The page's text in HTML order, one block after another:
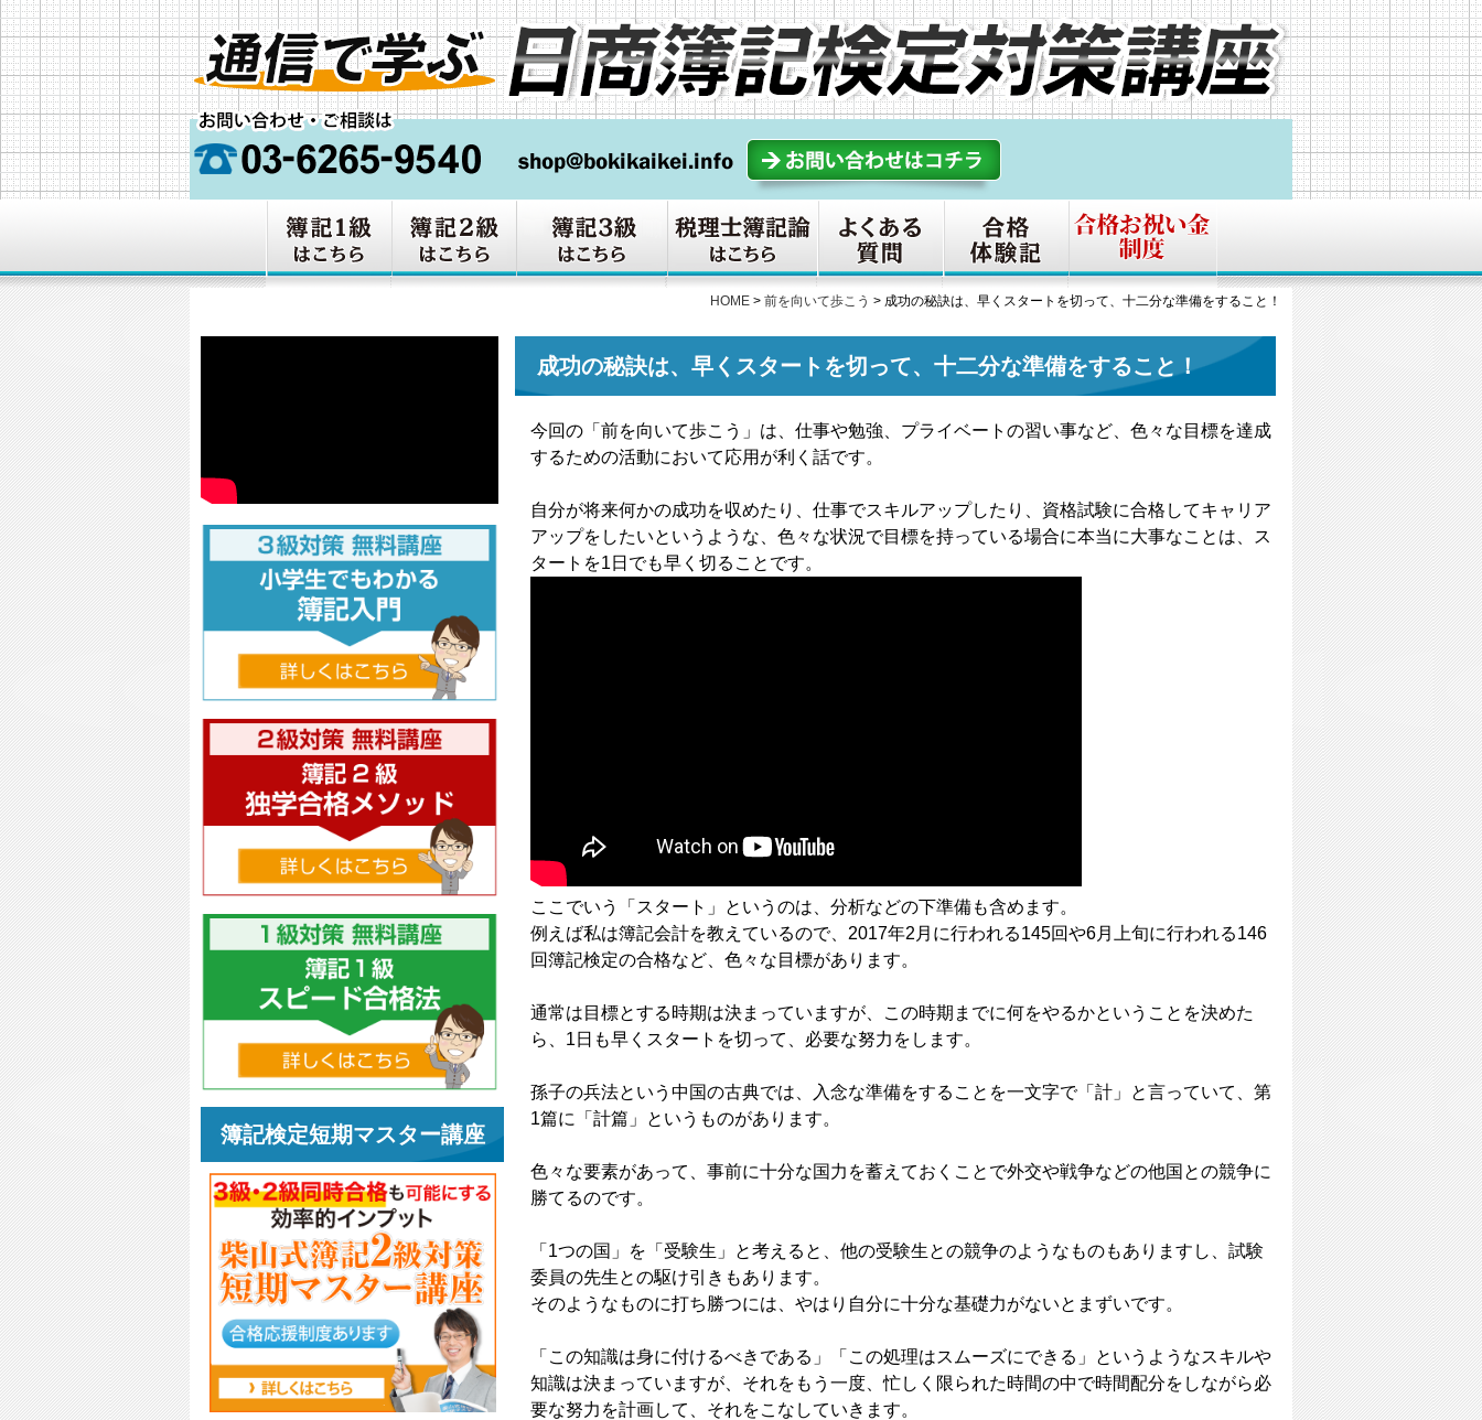
HOME > 前を向いて歩こう > 成功の秘訣は、早くスタートを切って、十二分な準備をすること！
成功の秘訣は、早くスタートを切って、十二分な準備をすること！
今回の「前を向いて歩こう」は、仕事や勉強、プライベートの習い事など、色々な目標を達成
するための活動において応用が利く話です。
自分が将来何かの成功を収めたり、仕事でスキルアップしたり、資格試験に合格してキャリア
アップをしたいというような、色々な状況で目標を持っている場合に本当に大事なことは、ス
タートを1日でも早く切ることです。
ここでいう「スタート」というのは、分析などの下準備も含めます。
例えば私は簿記会計を教えているので、2017年2月に行われる145回や6月上旬に行われる146
回簿記検定の合格など、色々な目標があります。
通常は目標とする時期は決まっていますが、この時期までに何をやるかということを決めた
ら、1日も早くスタートを切って、必要な努力をします。
孫子の兵法という中国の古典では、入念な準備をすることを一文字で「計」と言っていて、第
1篇に「計篇」というものがあります。
色々な要素があって、事前に十分な国力を蓄えておくことで外交や戦争などの他国との競争に
勝てるのです。
「1つの国」を「受験生」と考えると、他の受験生との競争のようなものもありますし、試験
委員の先生との駆け引きもあります。
そのようなものに打ち勝つには、やはり自分に十分な基礎力がないとまずいです。
「この知識は身に付けるべきである」「この処理はスムーズにできる」というようなスキルや
知識は決まっていますが、それをもう一度、忙しく限られた時間の中で時間配分をしながら必
要な努力を計画して、それをこなしていきます。
簿記検定短期マスター講座